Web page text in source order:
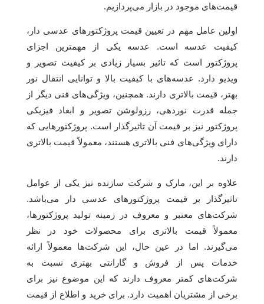
قیمت‌های موجود در بازار می‌پردازیم.
اولین عامل مهم در تعیین قیمت پروژکتورهای عدسی دار،
کیفیت عدسه است. عدسه یکی از مهمترین اجزای
پروژکتور است که تاثیر بسیار زیادی بر کیفیت تصویر و
ویدیو دارد. عدسه‌های با کیفیت بالا و توانایی انتقال نور
بهتر، قیمت بالاتری دارند. همچنین، ویژگی‌های فنی دیگر از
جمله قدرت نوردهی، رزولوشن تصویر و ابعاد فیزیکی
پروژکتور نیز بر قیمت آن تاثیرگذار است. پروژکتورهایی که
دارای ویژگی‌های فنی بالاتری هستند، معمولاً قیمت بالاتری
دارند.
علاوه بر این، مارک و شرکت سازنده نیز یکی از عوامل
تاثیرگذار بر قیمت پروژکتورهای عدسی دار می‌باشد.
شرکت‌های معتبر و معروف در زمینه تولید پروژکتورها،
معمولاً قیمت بالاتری برای محصولات خود در نظر
می‌گیرند. اما در عین حال، این شرکت‌ها معمولاً ارائه
خدمات پس از فروش و گارانتی بهتری نسبت به
شرکت‌های کمتر معروف دارند که این موضوع نیز برای
برخی از مشتریان اهمیت دارد. برای خرید و اطلاع از قیمت